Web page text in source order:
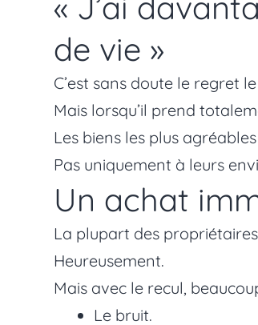
de vie »
C’est sans doute le regret
Mais lorsqu’il prend
Les biens les plus
Pas uniquement à leurs
Un achat
La plupart des
Heureusement.
Mais avec le recul,
Le bruit.